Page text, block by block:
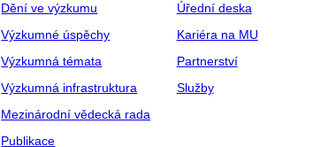
Dění ve výzkumu
Výzkumné úspěchy
Výzkumná témata
Výzkumná infrastruktura
Mezinárodní vědecká rada
Publikace
Úřední deska
Kariéra na MU
Partnerství
Služby